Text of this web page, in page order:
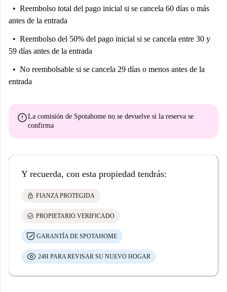
Reembolso total del pago inicial si se cancela 60 días o más
antes de la entrada
Reembolso del 50% del pago inicial si se cancela entre 30 y
59 días antes de la entrada
No reembolsable si se cancela 29 días o menos antes de la
entrada
errorLa comisión de Spotahome no se devuelve si la reserva se
confirma
Y recuerda, con esta propiedad tendrás:
lock FIANZA PROTEGIDA
check_circle PROPIETARIO VERIFICADO
GARANTÍA DE SPOTAHOME
24H PARA REVISAR SU NUEVO HOGAR